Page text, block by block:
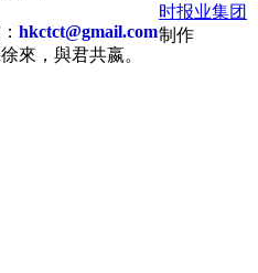
hkctct@gmail.com
來，與君共嬴。
时报业集团
制作